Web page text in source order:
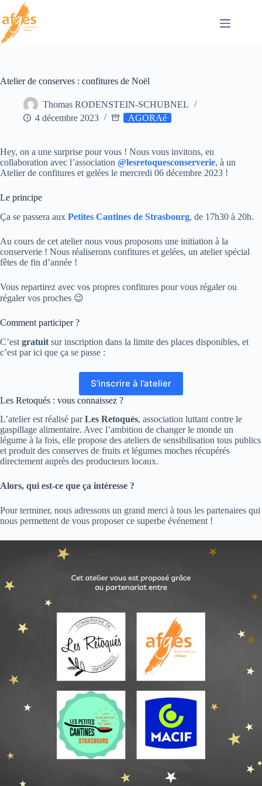
Passer
au
contenu
Atelier de conserves : confitures de Noël
Thomas RODENSTEIN-SCHUBNEL
4 décembre 2023
AGORAé
Hey, on a une surprise pour vous ! Nous vous invitons, en
collaboration avec l’association @lesretoquesconserverie, à un
Atelier de confitures et gelées le mercredi 06 décembre 2023 !
Le principe
Ça se passera aux Petites Cantines de Strasbourg, de 17h30 à 20h.
Au cours de cet atelier nous vous proposons une initiation à la
conserverie ! Nous réaliserons confitures et gelées, un atelier spécial
fêtes de fin d’année !
Vous repartirez avec vos propres confitures pour vous régaler ou
régaler vos proches 😉
Comment participer ?
C’est gratuit sur inscription dans la limite des places disponibles, et
c’est par ici que ça se passe :
S’inscrire à l’atelier
Les Retoqués : vous connaissez ?
L’atelier est réalisé parLes Retoqués, association luttant contre le
gaspillage alimentaire. Avec l’ambition de changer le monde un
légume à la fois, elle propose des ateliers de sensibilisation tous publics
et produit des conserves de fruits et légumes moches récupérés
directement auprès des producteurs locaux.
Alors, qui est-ce que ça intéresse ?
Pour terminer, nous adressons un grand merci à tous les partenaires qui
nous permettent de vous proposer ce superbe événement !